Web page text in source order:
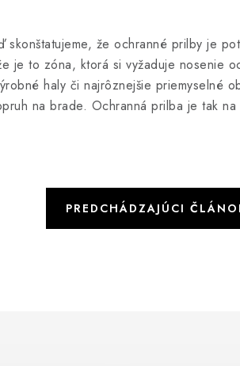
skonštatujeme, že ochranné prilby je
je to zóna, ktorá si vyžaduje nosenie
haly či najrôznejšie priemyselné
na brade. Ochranná prilba je tak
PREDCHÁDZAJÚCI